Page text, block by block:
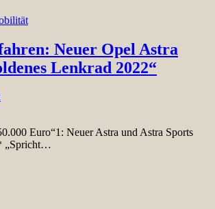
Neuer Opel Astra
Lenkrad 2022“
Euro“1: Neuer Astra und Astra Sports
„Spricht…